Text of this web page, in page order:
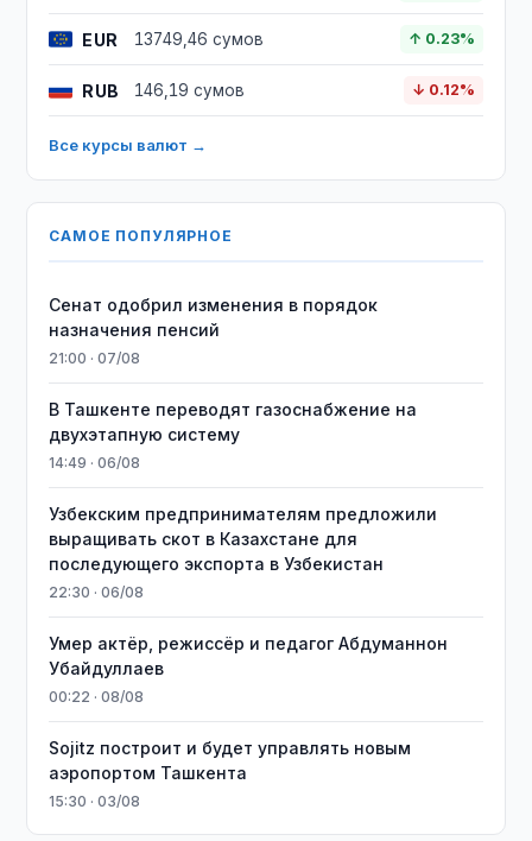
EUR 13749,46 сумов ↑ 0.23%
RUB 146,19 сумов ↓ 0.12%
Все курсы валют →
САМОЕ ПОПУЛЯРНОЕ
Сенат одобрил изменения в порядок
назначения пенсий
21:00 · 07/08
В Ташкенте переводят газоснабжение на
двухэтапную систему
14:49 · 06/08
Узбекским предпринимателям предложили
выращивать скот в Казахстане для
последующего экспорта в Узбекистан
22:30 · 06/08
Умер актёр, режиссёр и педагог Абдуманнон
Убайдуллаев
00:22 · 08/08
Sojitz построит и будет управлять новым
аэропортом Ташкента
15:30 · 03/08